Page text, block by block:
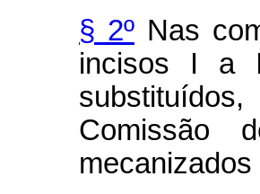
§ 2ºNas
incisos I a
Comissão